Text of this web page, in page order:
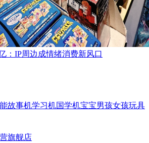
：IP周边成情绪消费新风口
故事机学习机国学机宝宝男孩女孩玩具
旗舰店